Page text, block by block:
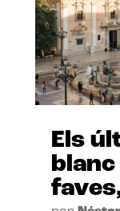
Els